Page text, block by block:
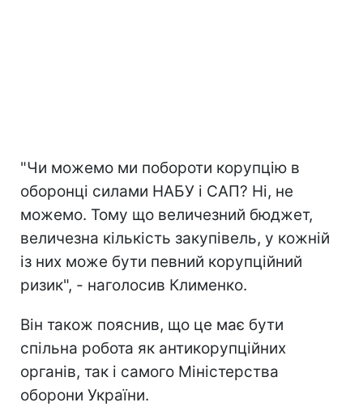
"Чи можемо ми побороти корупцію в
оборонці силами НАБУ і САП? Ні, не
можемо. Тому що величезний бюджет,
величезна кількість закупівель, у кожній
із них може бути певний корупційний
ризик", - наголосив Клименко.
Він також пояснив, що це має бути
спільна робота як антикорупційних
органів, так і самого Міністерства
оборони України.